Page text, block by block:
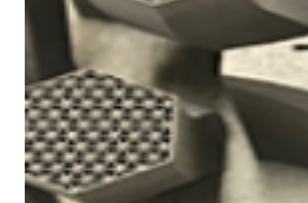
照片为含有12%硅的铝合金。
也可以用于3D打印机。